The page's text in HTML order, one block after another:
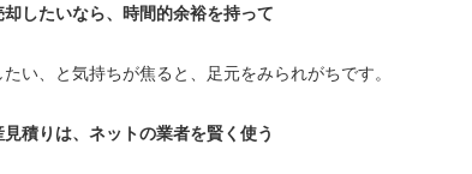
却したいなら、時間的余裕を持って
い、と気持ちが焦ると、足元をみられがちです。
見積りは、ネットの業者を賢く使う